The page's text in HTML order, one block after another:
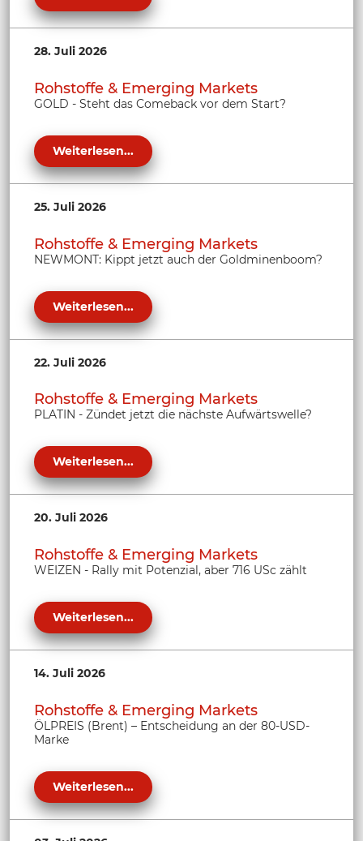
28. Juli 2026
Rohstoffe & Emerging Markets
GOLD - Steht das Comeback vor dem Start?
Weiterlesen...
25. Juli 2026
Rohstoffe & Emerging Markets
NEWMONT: Kippt jetzt auch der Goldminenboom?
Weiterlesen...
22. Juli 2026
Rohstoffe & Emerging Markets
PLATIN - Zündet jetzt die nächste Aufwärtswelle?
Weiterlesen...
20. Juli 2026
Rohstoffe & Emerging Markets
WEIZEN - Rally mit Potenzial, aber 716 USc zählt
Weiterlesen...
14. Juli 2026
Rohstoffe & Emerging Markets
ÖLPREIS (Brent) – Entscheidung an der 80-USD-
Marke
Weiterlesen...